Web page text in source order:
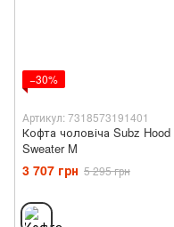
−30%
Артикул: 7318573191401
Кофта чоловіча Subz Hood
Sweater M
3 707 грн 5 295 грн